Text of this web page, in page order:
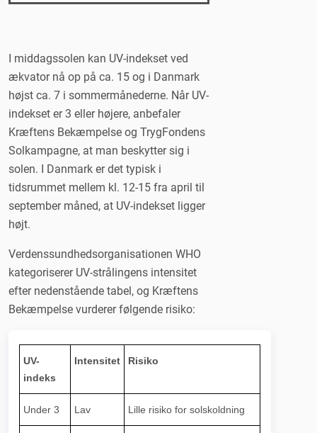
I middagssolen kan UV-indekset ved
ækvator nå op på ca. 15 og i Danmark
højst ca. 7 i sommermånederne. Når UV-
indekset er 3 eller højere, anbefaler
Kræftens Bekæmpelse og TrygFondens
Solkampagne, at man beskytter sig i
solen. I Danmark er det typisk i
tidsrummet mellem kl. 12-15 fra april til
september måned, at UV-indekset ligger
højt.
Verdenssundhedsorganisationen WHO
kategoriserer UV-strålingens intensitet
efter nedenstående tabel, og Kræftens
Bekæmpelse vurderer følgende risiko:
UV-
indeks
Intensitet Risiko
Under 3 Lav Lille risiko for solskoldning